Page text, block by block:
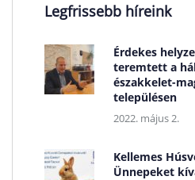
Legfrissebb híreink
Érdekes
teremtett a
északkelet-
településen
2022. május 2.
Kellemes
Ünnepeket